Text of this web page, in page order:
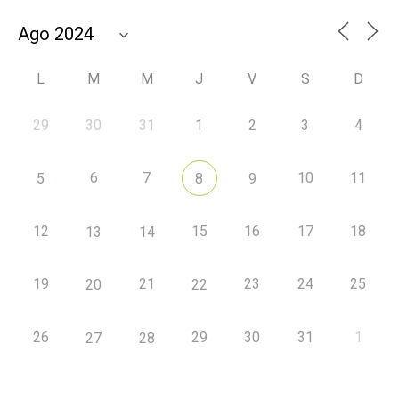
L M M J V S D
29 30 31 1 2 3 4
5 6 7 8 9 10 11
12 13 14 15 16 17 18
19 20 21 22 23 24 25
26 27 28 29 30 31 1